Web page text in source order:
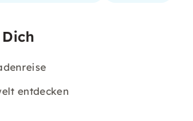
entdecken